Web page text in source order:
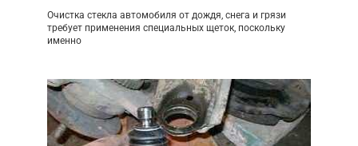
Очистка стекла автомобиля от дождя, снега и грязи
требует применения специальных щеток, поскольку
именно